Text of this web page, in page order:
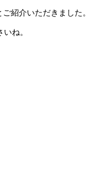
紹介いただきました。
ね。